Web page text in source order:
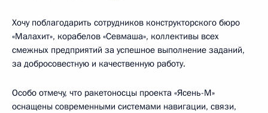
Хочу поблагодарить сотрудников конструкторского бюро
«Малахит», корабелов «Севмаша», коллективы всех
смежных предприятий за успешное выполнение заданий,
за добросовестную и качественную работу.
Особо отмечу, что ракетоносцы проекта «Ясень-М»
оснащены современными системами навигации, связи,